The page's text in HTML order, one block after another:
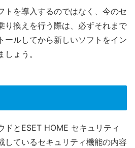
トを導入するのではなく、今のセ
り換えを行う際は、必ずそれまで
ールしてから新しいソフトをイン
ょう。
ドとESET HOME セキュリティ
しているセキュリティ機能の内容